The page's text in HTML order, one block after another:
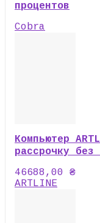
процентов
Cobra
Компьютер
рассрочку без
46688,00 ₴
ARTLINE